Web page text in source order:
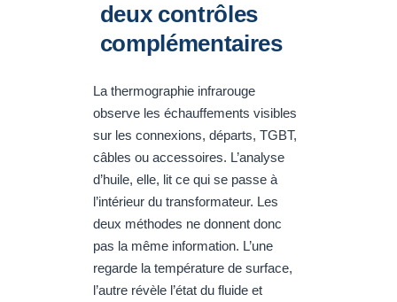
deux contrôles
complémentaires
La thermographie infrarouge
observe les échauffements visibles
sur les connexions, départs, TGBT,
câbles ou accessoires. L’analyse
d’huile, elle, lit ce qui se passe à
l’intérieur du transformateur. Les
deux méthodes ne donnent donc
pas la même information. L’une
regarde la température de surface,
l’autre révèle l’état du fluide et